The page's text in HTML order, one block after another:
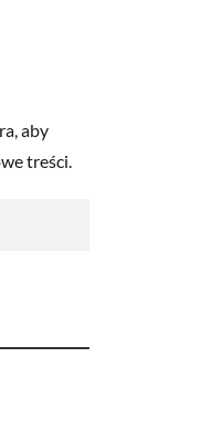
aby
treści.